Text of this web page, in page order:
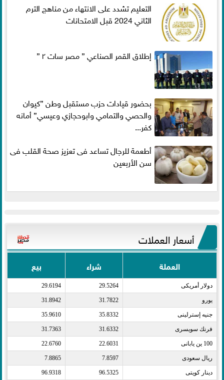
التعليم تشدد على الانتهاء من مناهج الترم
الثاني 2024 قبل الامتحانات
إطلاق القمر الصناعي ” مصر سات ٢ ”
بحضور قيادات حزب مستقبل وطن ”كيوان
والحصي والتمامي وابوحجازي وعيسي” أمانه
كفر...
أطعمة للرجال تساعد فى تعزيز صحة القلب فى
سن الأربعين
أسعار العملات
العملة شراء بيع
دولار أمريكى​ 29.5264
29.6194
يورو​ 31.7822
31.8942
جنيه إسترلينى​ 35.8332
35.9610
فرنك سويسرى​ 31.6332
31.7363
100 ين يابانى​ 22.6031
22.6760
ريال سعودى​ 7.8597
7.8865
دينار كويتى​ 96.5325
96.9318